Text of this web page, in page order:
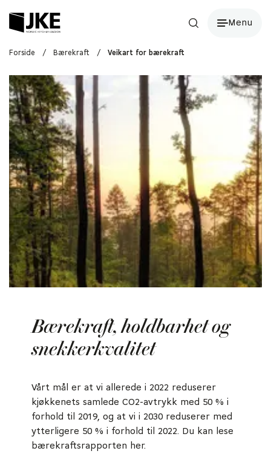
Menu
Forside / Bærekraft / Veikart for bærekraft
Bærekraft, holdbarhet og
snekkerkvalitet
Vårt mål er at vi allerede i 2022 reduserer
kjøkkenets samlede CO2-avtrykk med 50 % i
forhold til 2019, og at vi i 2030 reduserer med
ytterligere 50 % i forhold til 2022. Du kan lese
bærekraftsrapporten her.